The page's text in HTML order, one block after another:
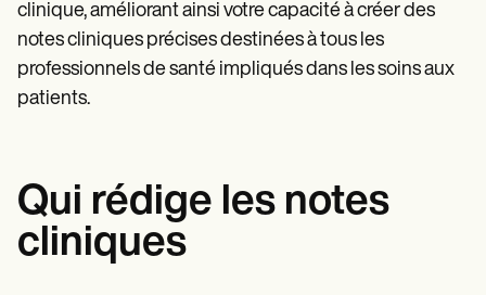
clinique, améliorant ainsi votre capacité à créer des
notes cliniques précises destinées à tous les
professionnels de santé impliqués dans les soins aux
patients.
Qui rédige les notes
cliniques